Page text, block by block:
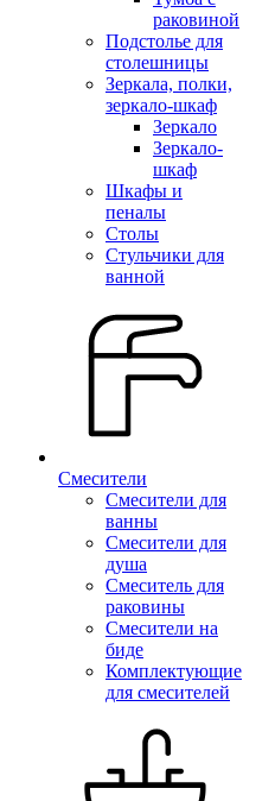
раковиной
Подстолье для
столешницы
Зеркала, полки,
зеркало-шкаф
Зеркало
Зеркало-
шкаф
Шкафы и
пеналы
Столы
Стульчики для
ванной
Смесители
Смесители для
ванны
Смесители для
душа
Смеситель для
раковины
Смесители на
биде
Комплектующие
для смесителей